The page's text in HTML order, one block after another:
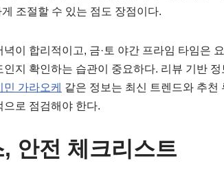
조절할 수 있는 점도 장점이다.
이 합리적이고, 금·토 야간 프라임 타임은
지 확인하는 습관이 중요하다. 리뷰 기반
민 가라오케 같은 정보는 최신 트렌드와 추천
로 점검해야 한다.
안전 체크리스트